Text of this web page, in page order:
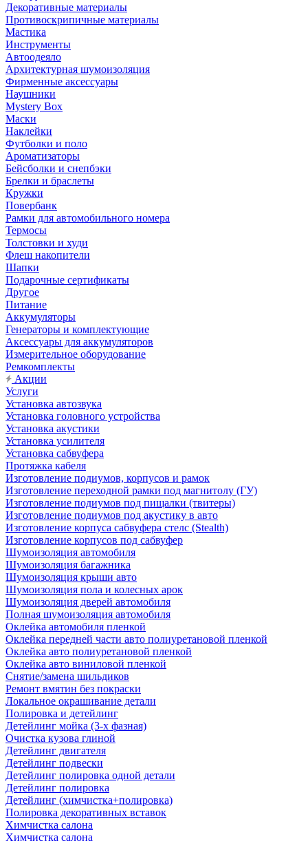
Декоративные материалы
Противоскрипичные материалы
Мастика
Инструменты
Автоодеяло
Архитектурная шумоизоляция
Фирменные аксессуары
Наушники
Mystery Box
Маски
Наклейки
Футболки и поло
Ароматизаторы
Бейсболки и снепбэки
Брелки и браслеты
Кружки
Повербанк
Рамки для автомобильного номера
Термосы
Толстовки и худи
Флеш накопители
Шапки
Подарочные сертификаты
Другое
Питание
Аккумуляторы
Генераторы и комплектующие
Аксессуары для аккумуляторов
Измерительное оборудование
Ремкомплекты
Акции
Услуги
Установка автозвука
Установка головного устройства
Установка акустики
Установка усилителя
Установка сабвуфера
Протяжка кабеля
Изготовление подиумов, корпусов и рамок
Изготовление переходной рамки под магнитолу (ГУ)
Изготовление подиумов под пищалки (твитеры)
Изготовление подиумов под акустику в авто
Изготовление корпуса сабвуфера стелс (Stealth)
Изготовление корпусов под сабвуфер
Шумоизоляция автомобиля
Шумоизоляция багажника
Шумоизоляция крыши авто
Шумоизоляция пола и колесных арок
Шумоизоляция дверей автомобиля
Полная шумоизоляция автомобиля
Оклейка автомобиля пленкой
Оклейка передней части авто полиуретановой пленкой
Оклейка авто полиуретановой пленкой
Оклейка авто виниловой пленкой
Снятие/замена шильдиков
Ремонт вмятин без покраски
Локальное окрашивание детали
Полировка и детейлинг
Детейлинг мойка (3-х фазная)
Очистка кузова глиной
Детейлинг двигателя
Детейлинг подвески
Детейлинг полировка одной детали
Детейлинг полировка
Детейлинг (химчистка+полировка)
Полировка декоративных вставок
Химчистка салона
Химчистка салона